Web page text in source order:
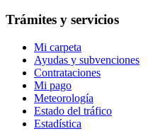
Trámites y servicios
Mi carpeta
Ayudas y subvenciones
Contrataciones
Mi pago
Meteorología
Estado del tráfico
Estadística